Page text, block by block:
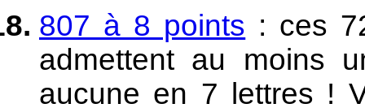
807 à 8 points : ces
admettent au moins
aucune en 7 lettres !